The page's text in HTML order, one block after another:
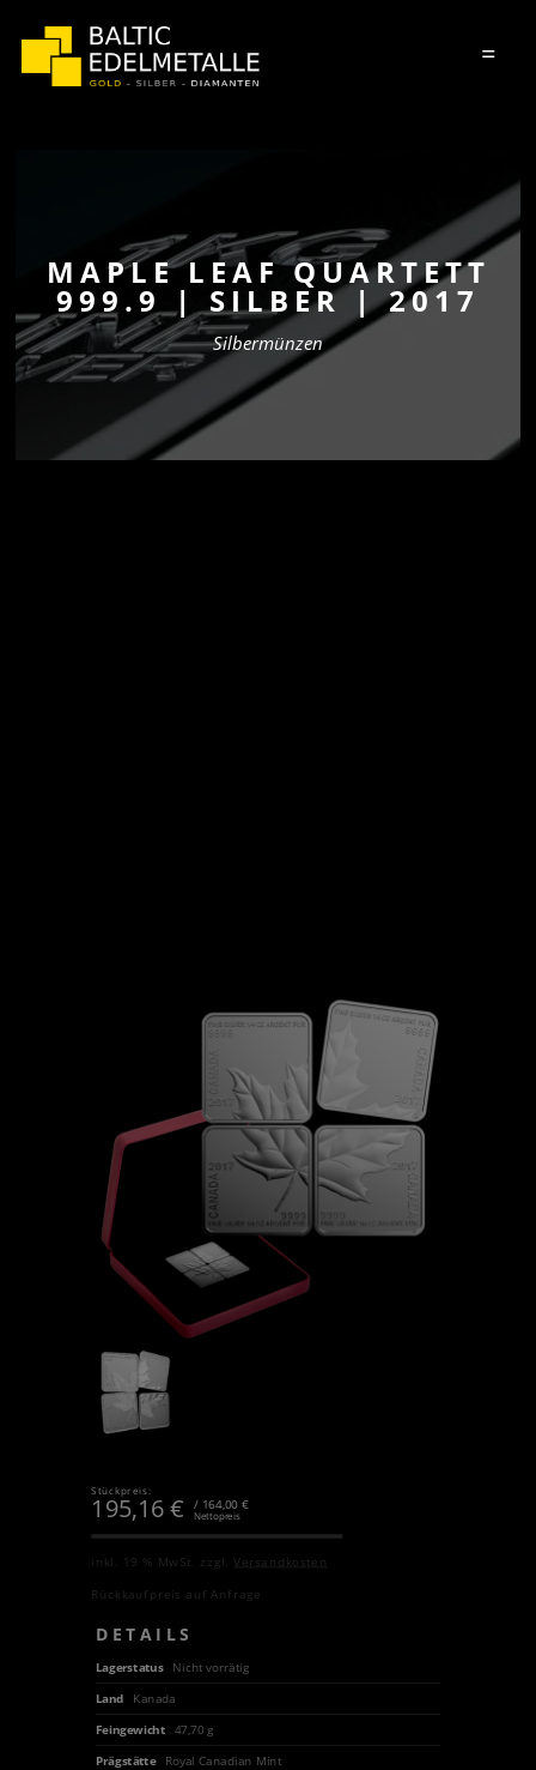
=
MAPLE LEAF QUARTETT
999.9 | SILBER | 2017
Silbermünzen
Stückpreis:
195,16€ / 164,00 €
Nettopreis
inkl. 19 % MwSt. zzgl.Versandkosten
Rückkaufpreis auf Anfrage
DETAILS
Lagerstatus
Nicht vorrätig
Land
Kanada
Feingewicht
47,70 g
Prägstätte
Royal Canadian Mint